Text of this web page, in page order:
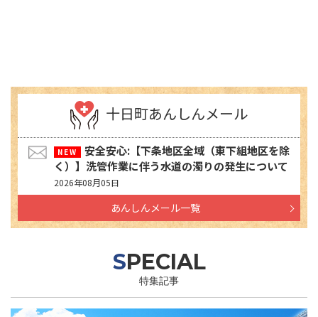
十日町あんしんメール
安全安心:【下条地区全域（東下組地区を除
く）】洗管作業に伴う水道の濁りの発生について
2026年08月05日
あんしんメール一覧
SPECIAL
特集記事